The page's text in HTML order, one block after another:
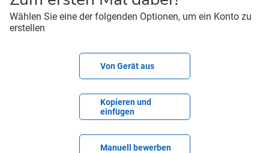
Wählen Sie eine der folgenden Optionen, um ein Konto zu
erstellen
Von Gerät aus
Kopieren und
einfügen
Lebenslauf einfügen
Manuell bewerben
Lebenslauf später hochladen